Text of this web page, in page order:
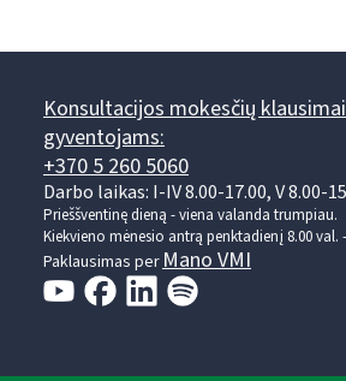
Konsultacijos mokesčių
gyventojams:
+370 5 260 5060
Darbo laikas: I-IV 8.00-17.00, V 8.00-
Prieššventinę dieną - viena valanda trumpiau.
Kiekvieno mėnesio antrą penktadienį 8.00 val.
Paklausimas perMano VMI